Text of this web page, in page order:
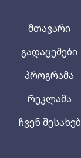
მთავარი
გადაცემები
პროგრამა
რეკლამა
ჩვენ შესახებ